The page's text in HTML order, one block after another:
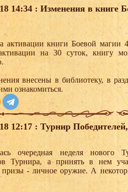
14:34 : Изменения в книге
активации книги Боевой магии
на 30 суток, книгу
внесены в библиотеку, в
ознакомиться.
12:17 : Турнир
очередная неделя нового
Турнира, а принять в нем
призы - личное оружие. А